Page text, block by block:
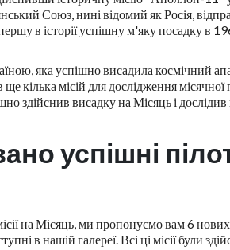
Союз, нині відомий як Росія,
в історії успішну м'яку посадку в
яка успішно висадила космічний
кілька місій для дослідження місячної
здійснив висадку на Місяць і
успішні
на Місяць, ми пропонуємо вам 6
в нашій галереї. Всі ці місії були